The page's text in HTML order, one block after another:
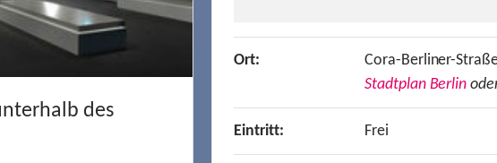
des
Ort: Cora-Berliner-
Stadtplan Berlin
Eintritt: Frei